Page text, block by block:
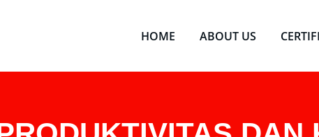
HOME ABOUT US